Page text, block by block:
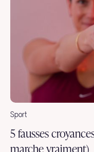
Sport
5 fausses
marche vraiment)